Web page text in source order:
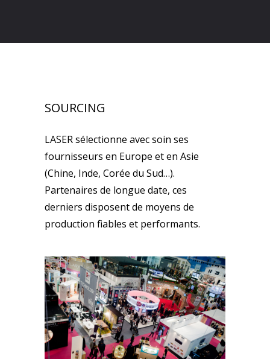
SOURCING
LASER sélectionne avec soin ses
fournisseurs en Europe et en Asie
(Chine, Inde, Corée du Sud…).
Partenaires de longue date, ces
derniers disposent de moyens de
production fiables et performants.